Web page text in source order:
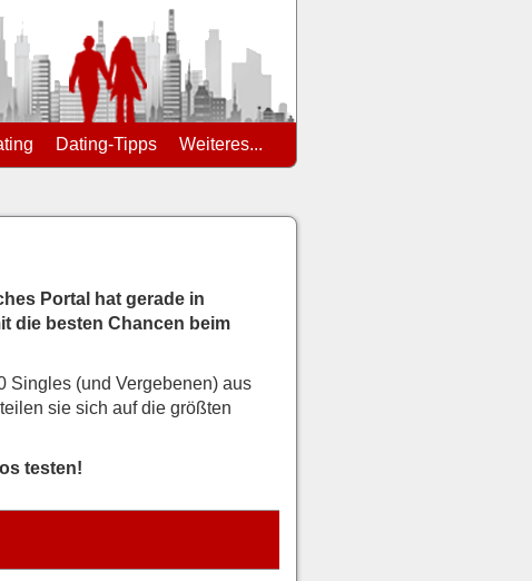
Dating-Tipps Weiteres...
Portal hat gerade in
die besten Chancen beim
Singles (und Vergebenen) aus
sie sich auf die größten
testen!